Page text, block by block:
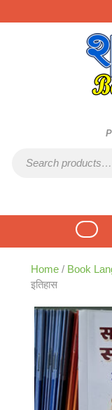
to
Home / Book
इतिहास